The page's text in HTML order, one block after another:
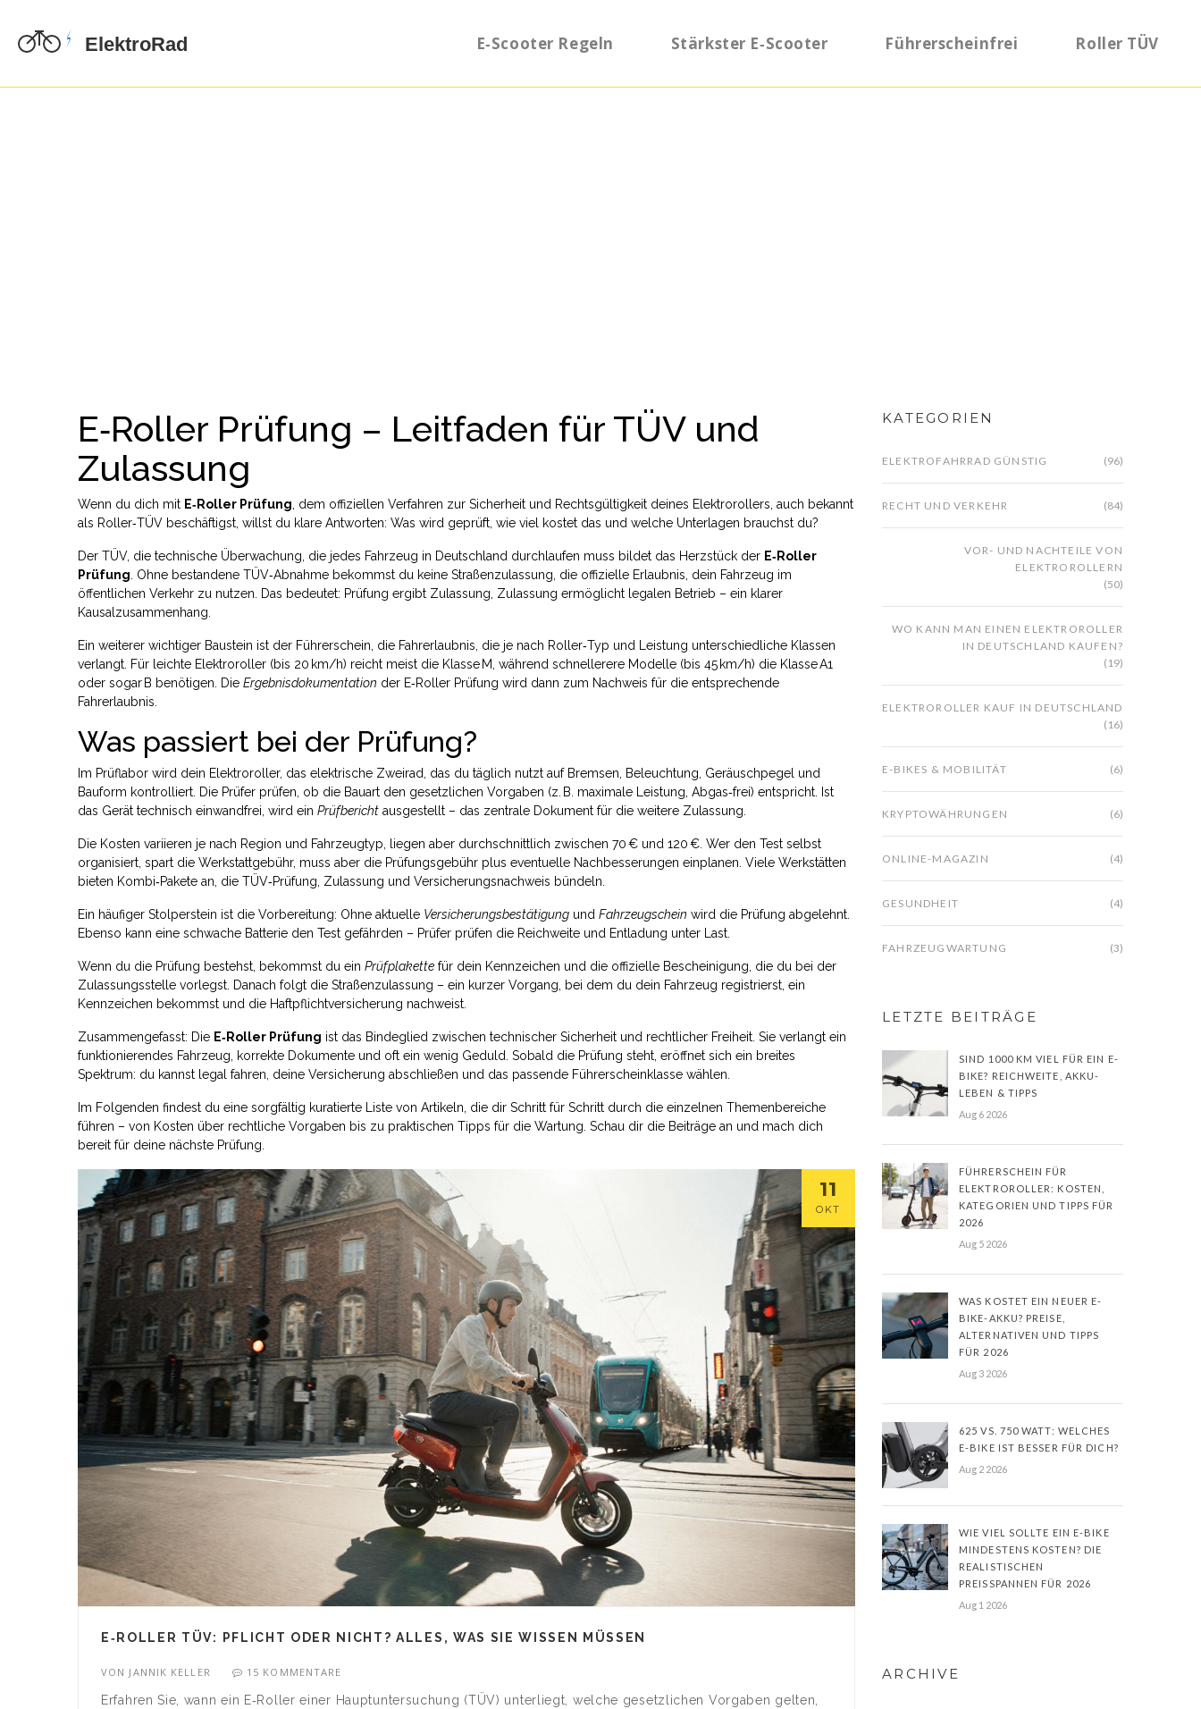
E‑Scooter Regeln Stärkster E‑Scooter Führerscheinfrei Roller TÜV
E‑Roller Prüfung – Leitfaden für TÜV und
Zulassung
Wenn du dich mit E‑Roller Prüfung dem offiziellen Verfahren zur Sicherheit und Rechtsgültigkeit deines Elektrorollers , auch bekannt
als Roller‑TÜV beschäftigst, willst du klare Antworten: Was wird geprüft, wie viel kostet das und welche Unterlagen brauchst du?
Der TÜV, die technische Überwachung, die jedes Fahrzeug in Deutschland durchlaufen muss bildet das Herzstück der E‑Roller
Prüfung . Ohne bestandene TÜV‑Abnahme bekommst du keine Straßenzulassung die offizielle Erlaubnis, dein Fahrzeug im
öffentlichen Verkehr zu nutzen . Das bedeutet: Prüfung ergibt Zulassung, Zulassung ermöglicht legalen Betrieb – ein klarer
Kausalzusammenhang.
Ein weiterer wichtiger Baustein ist der Führerschein die Fahrerlaubnis, die je nach Roller‑Typ und Leistung unterschiedliche Klassen
verlangt . Für leichte Elektroroller (bis 20 km/h) reicht meist die Klasse M, während schnellerere Modelle (bis 45 km/h) die Klasse A1
oder sogar B benötigen. Die Ergebnisdokumentation der E‑Roller Prüfung wird dann zum Nachweis für die entsprechende
Fahrerlaubnis.
Was passiert bei der Prüfung?
Im Prüflabor wird dein Elektroroller, das elektrische Zweirad, das du täglich nutzt auf Bremsen, Beleuchtung, Geräuschpegel und
Bauform kontrolliert. Die Prüfer prüfen, ob die Bauart den gesetzlichen Vorgaben (z. B. maximale Leistung, Abgas‑frei) entspricht. Ist
das Gerät technisch einwandfrei, wird ein Prüfbericht ausgestellt – das zentrale Dokument für die weitere Zulassung.
Die Kosten variieren je nach Region und Fahrzeugtyp, liegen aber durchschnittlich zwischen 70 € und 120 €. Wer den Test selbst
organisiert, spart die Werkstattgebühr, muss aber die Prüfungsgebühr plus eventuelle Nachbesserungen einplanen. Viele Werkstätten
bieten Kombi‑Pakete an, die TÜV‑Prüfung, Zulassung und Versicherungsnachweis bündeln.
Ein häufiger Stolperstein ist die Vorbereitung: Ohne aktuelle Versicherungsbestätigung und Fahrzeugschein wird die Prüfung abgelehnt.
Ebenso kann eine schwache Batterie den Test gefährden – Prüfer prüfen die Reichweite und Entladung unter Last.
Wenn du die Prüfung bestehst, bekommst du ein Prüfplakette für dein Kennzeichen und die offizielle Bescheinigung, die du bei der
Zulassungsstelle vorlegst. Danach folgt die Straßenzulassung – ein kurzer Vorgang, bei dem du dein Fahrzeug registrierst, ein
Kennzeichen bekommst und die Haftpflichtversicherung nachweist.
Zusammengefasst: Die E‑Roller Prüfung ist das Bindeglied zwischen technischer Sicherheit und rechtlicher Freiheit. Sie verlangt ein
funktionierendes Fahrzeug, korrekte Dokumente und oft ein wenig Geduld. Sobald die Prüfung steht, eröffnet sich ein breites
Spektrum: du kannst legal fahren, deine Versicherung abschließen und das passende Führerscheinklasse wählen.
Im Folgenden findest du eine sorgfältig kuratierte Liste von Artikeln, die dir Schritt für Schritt durch die einzelnen Themenbereiche
führen – von Kosten über rechtliche Vorgaben bis zu praktischen Tipps für die Wartung. Schau dir die Beiträge an und mach dich
bereit für deine nächste Prüfung.
11
OKT
E‑ROLLER TÜV: PFLICHT ODER NICHT? ALLES, WAS SIE WISSEN MÜSSEN
VON JANNIK KELLER 15 KOMMENTARE
Erfahren Sie, wann ein E‑Roller einer Hauptuntersuchung (TÜV) unterliegt, welche gesetzlichen Vorgaben gelten,
KATEGORIEN
ELEKTROFAHRRAD GÜNSTIG (96)
RECHT UND VERKEHR (84)
VOR- UND NACHTEILE VON
ELEKTROROLLERN
(50)
WO KANN MAN EINEN ELEKTROROLLER
IN DEUTSCHLAND KAUFEN?
(19)
ELEKTROROLLER KAUF IN DEUTSCHLAND
(16)
E-BIKES & MOBILITÄT (6)
KRYPTOWÄHRUNGEN (6)
ONLINE-MAGAZIN (4)
GESUNDHEIT (4)
FAHRZEUGWARTUNG (3)
LETZTE BEITRÄGE
SIND 1000 KM VIEL FÜR EIN E-
BIKE? REICHWEITE, AKKU-
LEBEN & TIPPS
Aug 6 2026
FÜHRERSCHEIN FÜR
ELEKTROROLLER: KOSTEN,
KATEGORIEN UND TIPPS FÜR
2026
Aug 5 2026
WAS KOSTET EIN NEUER E-
BIKE-AKKU? PREISE,
ALTERNATIVEN UND TIPPS
FÜR 2026
Aug 3 2026
625 VS. 750 WATT: WELCHES
E-BIKE IST BESSER FÜR DICH?
Aug 2 2026
WIE VIEL SOLLTE EIN E-BIKE
MINDESTENS KOSTEN? DIE
REALISTISCHEN
PREISSPANNEN FÜR 2026
Aug 1 2026
ARCHIVE